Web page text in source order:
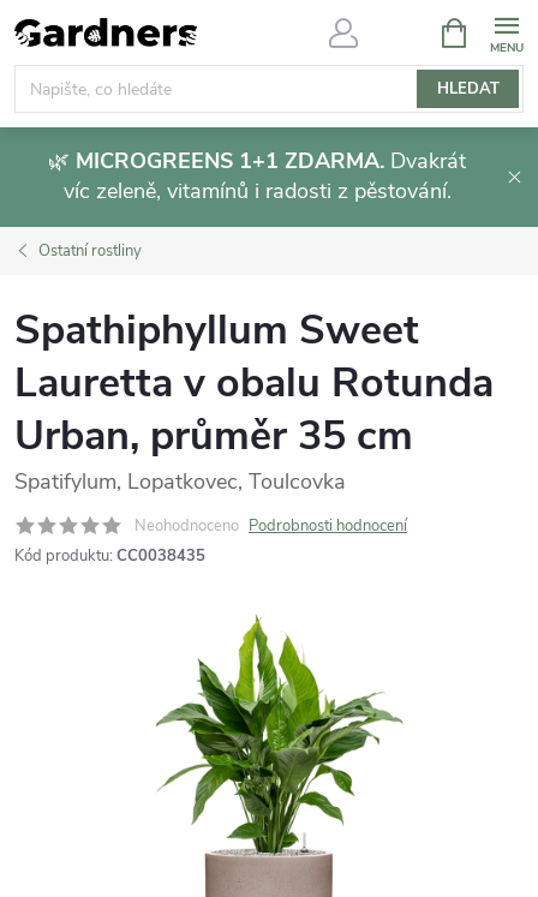
Přejít
na
obsah
HLEDAT
NÁKUPNÍ
KOŠÍK
🌿 MICROGREENS 1+1 ZDARMA. Dvakrát
víc zeleně, vitamínů i radosti z pěstování.
Ostatní rostliny
Spathiphyllum Sweet
Lauretta v obalu Rotunda
Urban, průměr 35 cm
Spatifylum, Lopatkovec, Toulcovka
Neohodnoceno Podrobnosti hodnocení
Kód produktu: CC0038435